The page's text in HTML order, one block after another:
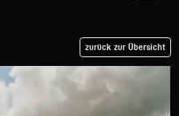
zurück zur Übersicht